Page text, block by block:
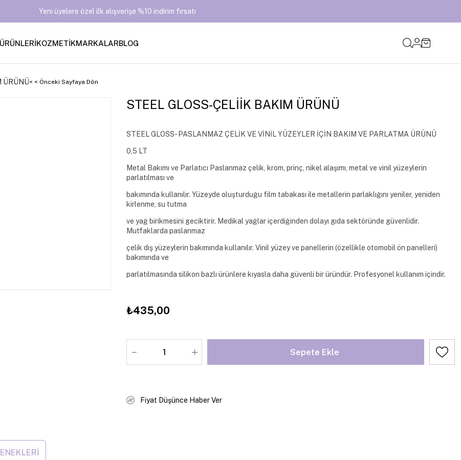
Yeni üyelere özel ilk alışverişe %10 indirim fırsatı
KOZMETİKMARKALARBLOG
ÜRÜNÜ< < Önceki Sayfaya Dön
STEEL GLOSS-ÇELİİK BAKIM ÜRÜNÜ
STEEL GLOSS- PASLANMAZ ÇELİK VE VİNİL YÜZEYLER İÇİN BAKIM VE PARLATMA ÜRÜNÜ
0,5 LT
Metal Bakımı ve Parlatıcı Paslanmaz çelik, krom, prinç, nikel alaşımı, metal ve vinil yüzeylerin
parlatılması ve
bakımında kullanılır. Yüzeyde oluşturduğu film tabakası ile metallerin parlaklığını yeniler, yeniden
kirlenme, su tutma
ve yağ birikmesini geciktirir. Medikal yağlar içerdiğinden dolayı gıda sektöründe güvenlidir.
Mutfaklarda paslanmaz
çelik dış yüzeylerin bakımında kullanılır. Vinil yüzey ve panellerin (özellikle otomobil ön panelleri)
bakımında ve
parlatılmasında silikon bazlı ürünlere kıyasla daha güvenli bir üründür. Profesyonel kullanım içindir.
₺435,00
Fiyat Düşünce Haber Ver